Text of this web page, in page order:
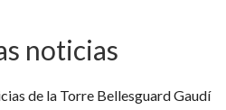
noticias
de la Torre Bellesguard Gaudí